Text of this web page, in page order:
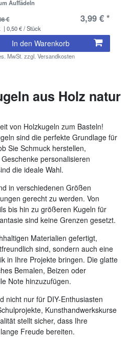
Auffädeln
€
3,99 € *
| 0,50 € / Stück
In den Warenkorb
MwSt. zzgl.Versandkosten
aus Holz natur
von Holzkugeln zum Basteln!
sind die perfekte Grundlage für
Sie Schmuck herstellen,
personalisieren
die ideale Wahl.
in verschiedenen Größen
gerecht zu werden. Von
bis hin zu größeren Kugeln für
sind keine Grenzen gesetzt.
Materialien gefertigt,
sind, sondern auch eine
in Ihre Projekte bringen. Die glatte
Bemalen, Beizen oder
Note hinzuzufügen.
nicht nur für DIY-Enthusiasten
Kunsthandwerkskurse
stellt sicher, dass Ihre
Freude bereiten.